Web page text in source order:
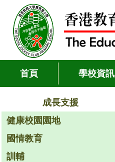
首頁 學校資訊
成長支援
健康校園園地
國情教育
訓輔